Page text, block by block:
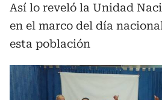
Así lo reveló la Unidad
en el marco del día
esta población